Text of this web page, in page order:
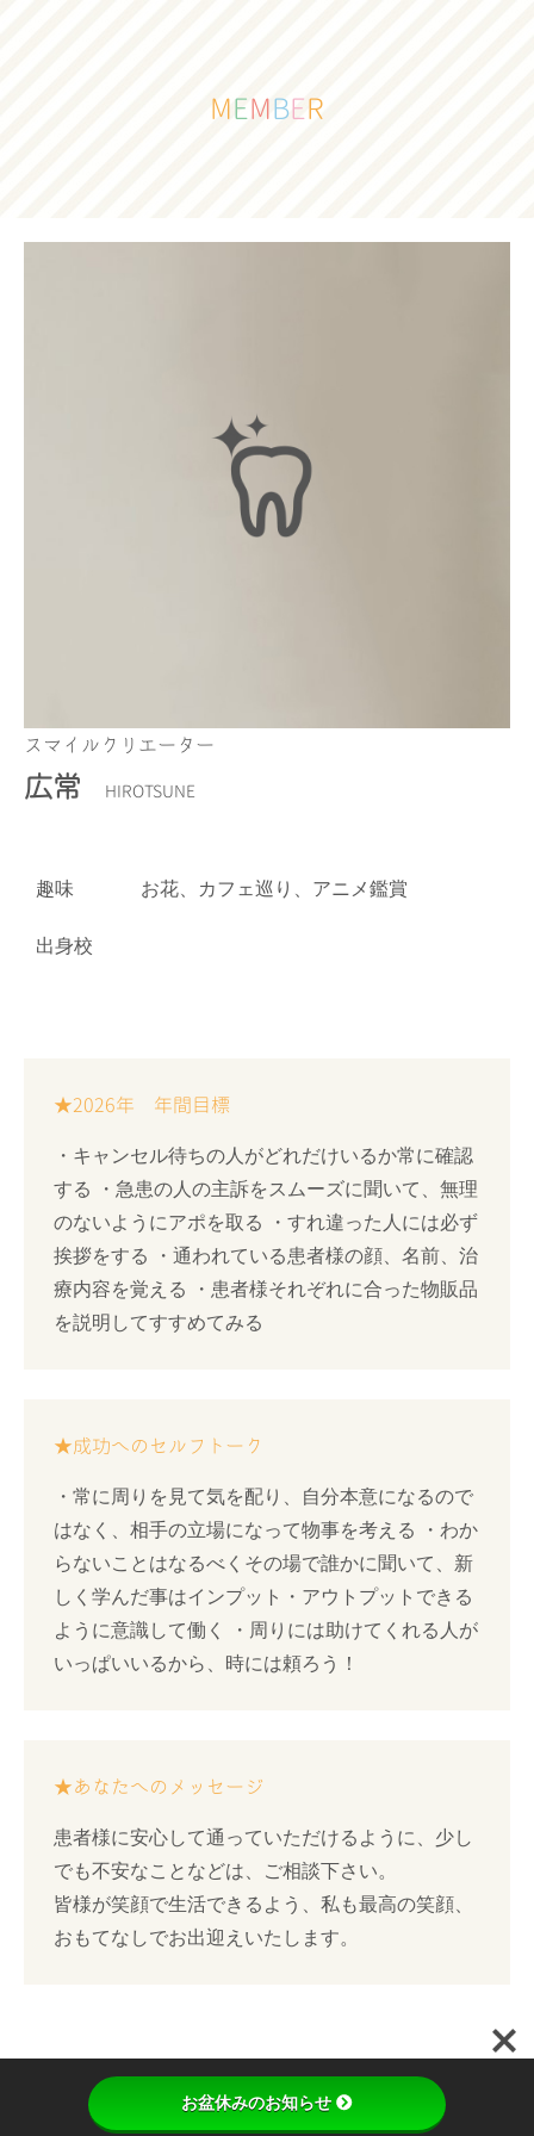
MEMBER
スマイルクリエーター
広常 HIROTSUNE
趣味 お花、カフェ巡り、アニメ鑑賞
出身校
★2026年 年間目標
・キャンセル待ちの人がどれだけいるか常に確認
する ・急患の人の主訴をスムーズに聞いて、無理
のないようにアポを取る ・すれ違った人には必ず
挨拶をする ・通われている患者様の顔、名前、治
療内容を覚える ・患者様それぞれに合った物販品
を説明してすすめてみる
★成功へのセルフトーク
・常に周りを見て気を配り、自分本意になるので
はなく、相手の立場になって物事を考える ・わか
らないことはなるべくその場で誰かに聞いて、新
しく学んだ事はインプット・アウトプットできる
ように意識して働く ・周りには助けてくれる人が
いっぱいいるから、時には頼ろう！
★あなたへのメッセージ
患者様に安心して通っていただけるように、少し
でも不安なことなどは、ご相談下さい。
皆様が笑顔で生活できるよう、私も最高の笑顔、
おもてなしでお出迎えいたします。
お盆休みのお知らせ